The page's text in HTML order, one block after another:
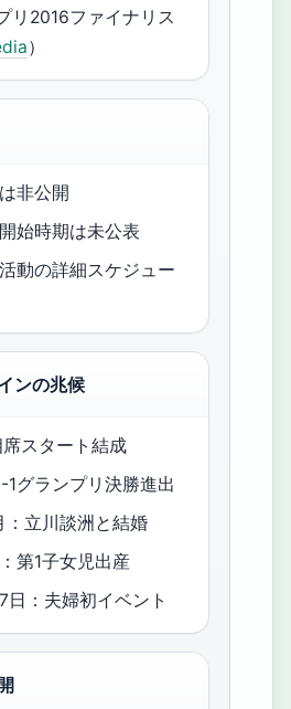
リ2016ファイナリス
）
非公開
始時期は未公表
動の詳細スケジュー
ンの兆候
スタート結成
1グランプリ決勝進出
：立川談洲と結婚
第1子女児出産
：夫婦初イベント